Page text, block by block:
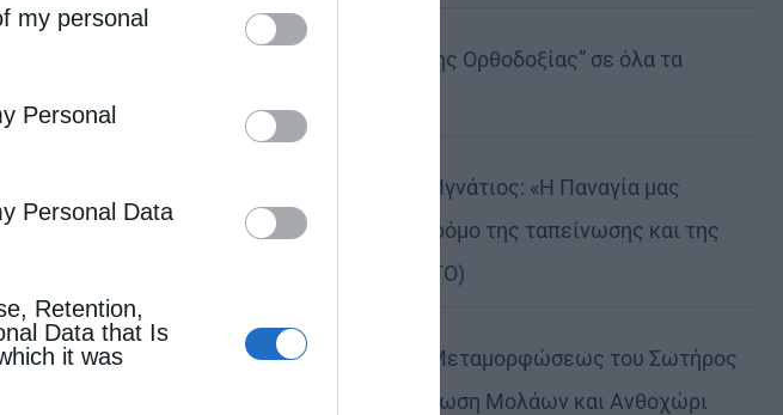
my personal
Personal
Personal Data
Retention,
Data that Is
it was
Η “Κιβωτός της Ορθοδοξίας” σε όλα τα
Δημητριάδος Ιγνάτιος: «Η Παναγία μας
δείχνει τον δρόμο της ταπείνωσης και της
σιωπής» (ΦΩΤΟ)
Η εορτή της Μεταμορφώσεως του Σωτήρος
σε Μεταμόρφωση Μολάων και Ανθοχώρι